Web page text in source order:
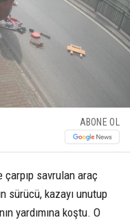
ABONE OL
çarpıp savrulan araç
sürücü, kazayı unutup
yardımına koştu. O